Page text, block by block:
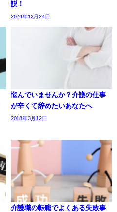
説！
2024年12月24日
悩んでいませんか？介護の仕事
が辛くて辞めたいあなたへ
2018年3月12日
介護職の転職でよくある失敗事